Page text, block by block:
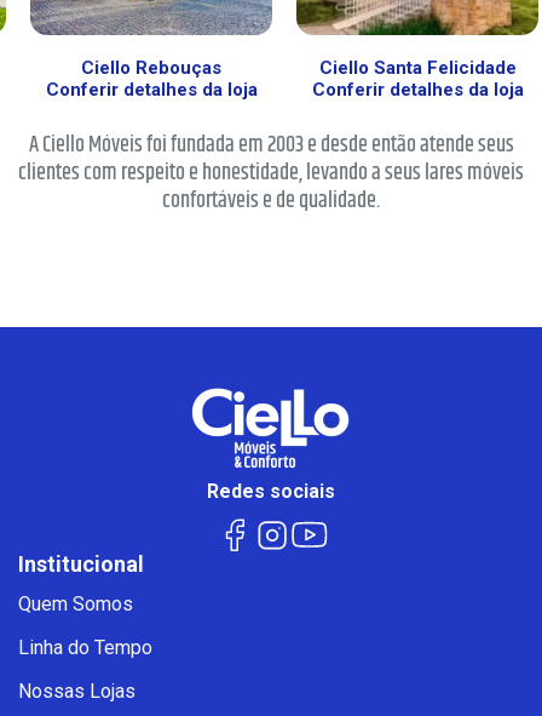
Ciello Santa Felicidade
Conferir detalhes da loja
Ciello Novo Mundo
Conferir detalhes da loja
A Ciello Móveis foi fundada em 2003 e desde então atende seus
clientes com respeito e honestidade, levando a seus lares móveis
confortáveis e de qualidade.
Redes sociais
Institucional
Quem Somos
Linha do Tempo
Nossas Lojas